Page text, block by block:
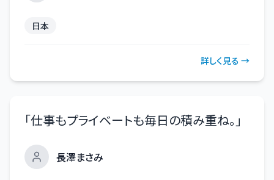
日本
詳しく見る →
「仕事もプライベートも毎日の積み重ね。 」
長澤まさみ